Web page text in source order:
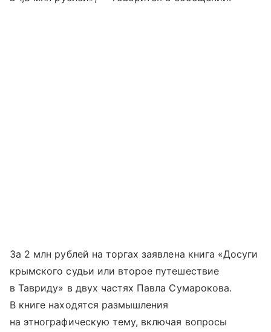
За 2 млн рублей на торгах заявлена книга «Досуги
крымского судьи или второе путешествие
в Тавриду» в двух частях Павла Сумарокова.
В книге находятся размышления
на этнографическую тему, включая вопросы